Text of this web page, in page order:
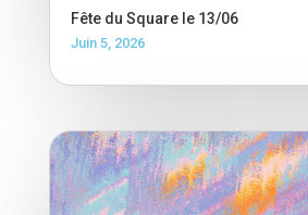
Fête du Square le 13/06
Juin 5, 2026